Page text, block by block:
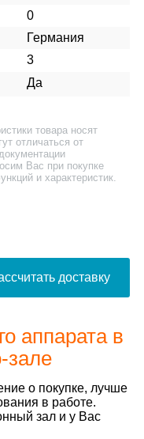
0
Германия
3
Да
товара носят
отличаться от
Вас при покупке
и характеристик.
доставку
аппарата в
о покупке, лучше
в работе.
зал и у Вас